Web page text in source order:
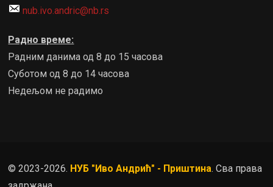
nub.ivo.andric@nb.rs
Радно време:
Радним данима од 8 до 15 часова
Суботом од 8 до 14 часова
Недељом не радимо
© 2023-2026. НУБ "Иво Андрић" - Приштина. Сва права